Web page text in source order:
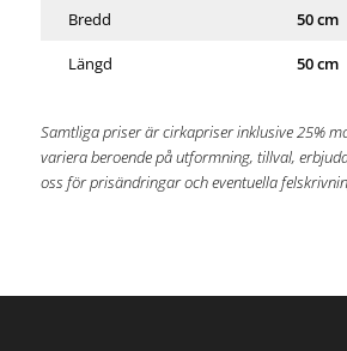
Bredd 50 cm
Längd 50 cm
Samtliga priser är cirkapriser inklusive 25%
variera beroende på utformning, tillval,
oss för prisändringar och eventuella